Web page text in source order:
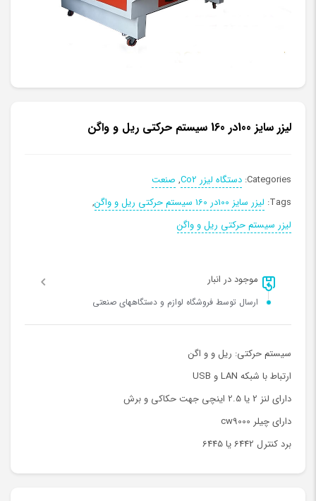
لیزر سایز 100در 160 سیستم حرکتی ریل و واگن
Categories: دستگاه لیزر Co2 , صنعت
Tags: لیزر سایز 100در 160 سیستم حرکتی ریل و واگن
,
لیزر سیستم حرکتی ریل و واگن
موجود در انبار
ارسال توسط فروشگاه لوازم و دستگاههای صنعتی
سیستم حرکتی: ریل و و اگن
ارتباط با شبکه LAN و USB
دارای لنز 2 یا 2.5 اینچی جهت حکاکی و برش
دارای چیلر cw9000
برد کنترل 6442 یا 6445